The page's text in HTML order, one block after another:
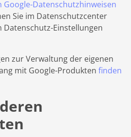
Google-Datenschutzhinweisen
Sie im Datenschutzcenter
Einstellungen
zur Verwaltung der eigenen
mit Google-Produkten finden